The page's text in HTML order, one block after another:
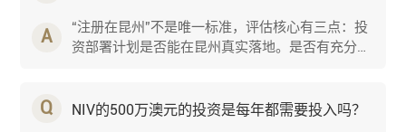
A
“注册在昆州”不是唯一标准，评估核心有三点：投
资部署计划是否能在昆州真实落地。是否有充分、
Q NIV的500万澳元的投资是每年都需要投入吗？